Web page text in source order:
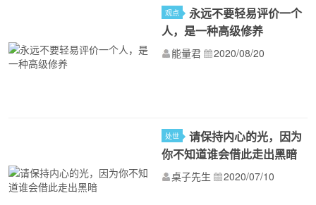
观点
永远不要轻易评价一个
人，是一种高级修养
能量君 2020/08/20
处世
请保持内心的光，因为
你不知道谁会借此走出黑暗
桌子先生 2020/07/10